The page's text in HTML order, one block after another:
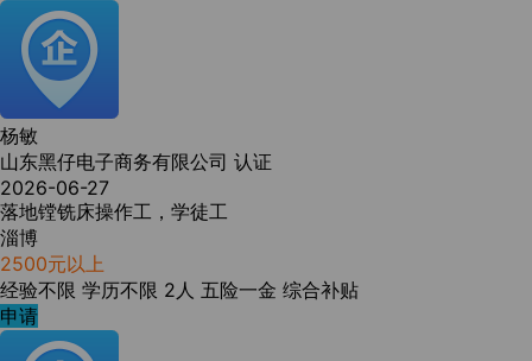
杨敏
山东黑仔电子商务有限公司 认证
2026-06-27
落地镗铣床操作工，学徒工
淄博
2500元以上
经验不限 学历不限 2人 五险一金 综合补贴
申请